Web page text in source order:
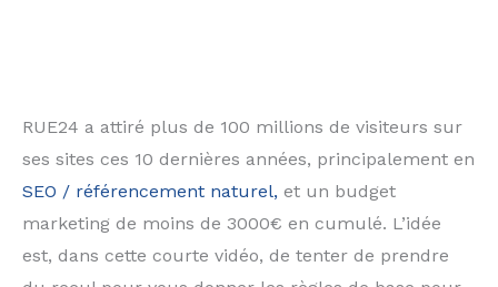
RUE24 a attiré plus de 100 millions de visiteurs sur
ses sites ces 10 dernières années, principalement en
SEO / référencement naturel, et un budget
marketing de moins de 3000€ en cumulé. L’idée
est, dans cette courte vidéo, de tenter de prendre